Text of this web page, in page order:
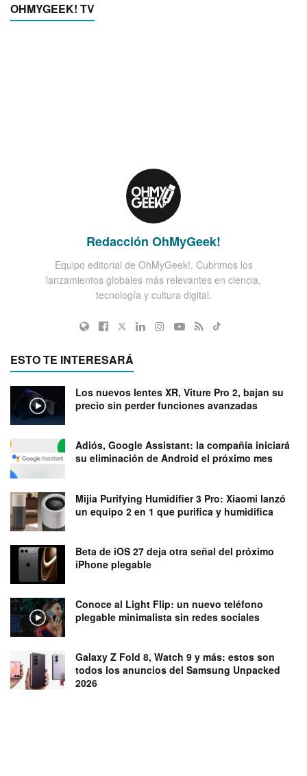
OHMYGEEK! TV
Redacción OhMyGeek!
Equipo editorial de OhMyGeek!. Cubrimos los
lanzamientos globales más relevantes en ciencia,
tecnología y cultura digital.
ESTO TE INTERESARÁ
Los nuevos lentes XR, Viture Pro 2, bajan su
precio sin perder funciones avanzadas
Adiós, Google Assistant: la compañía iniciará
su eliminación de Android el próximo mes
Mijia Purifying Humidifier 3 Pro: Xiaomi lanzó
un equipo 2 en 1 que purifica y humidifica
Beta de iOS 27 deja otra señal del próximo
iPhone plegable
Conoce al Light Flip: un nuevo teléfono
plegable minimalista sin redes sociales
Galaxy Z Fold 8, Watch 9 y más: estos son
todos los anuncios del Samsung Unpacked
2026